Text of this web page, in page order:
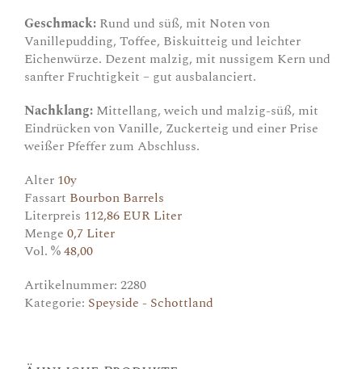
Geschmack: Rund und süß, mit Noten von
Vanillepudding, Toffee, Biskuitteig und leichter
Eichenwürze. Dezent malzig, mit nussigem Kern und
sanfter Fruchtigkeit – gut ausbalanciert.
Nachklang: Mittellang, weich und malzig-süß, mit
Eindrücken von Vanille, Zuckerteig und einer Prise
weißer Pfeffer zum Abschluss.
Alter 10y
Fassart Bourbon Barrels
Literpreis 112,86 EUR Liter
Menge 0,7 Liter
Vol. %48,00
Artikelnummer: 2280
Kategorie: Speyside - Schottland